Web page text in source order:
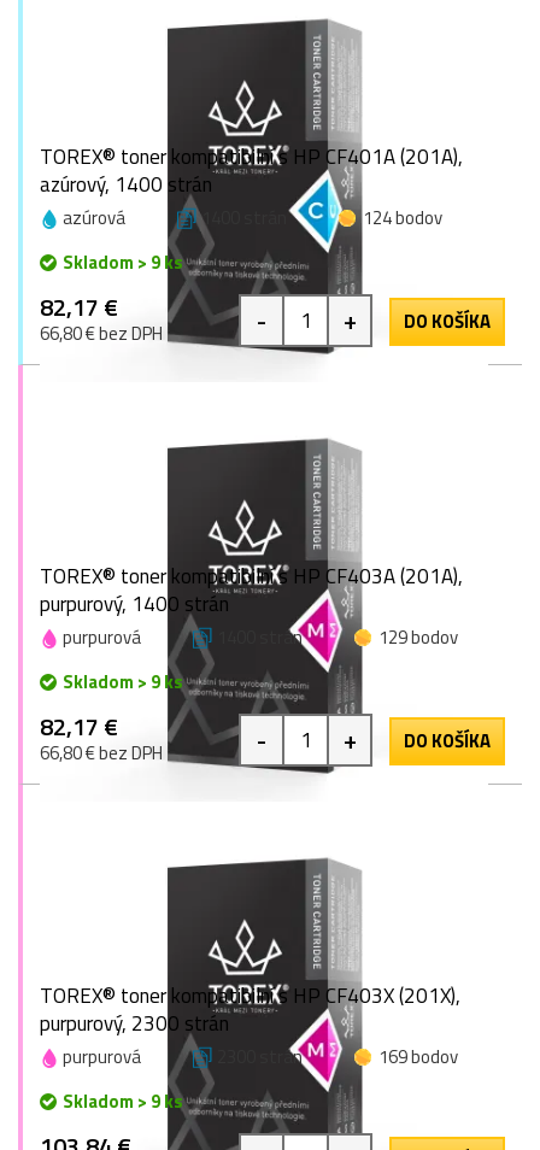
TOREX® toner kompatibilní s HP CF401A (201A),
azúrový, 1400 strán
azúrová 1400 strán
124 bodov
Skladom > 9 ks
82,17 €
66,80 € bez DPH - + DO KOŠÍKA
TOREX® toner kompatibilní s HP CF403A (201A),
purpurový, 1400 strán
purpurová 1400 strán
129 bodov
Skladom > 9 ks
82,17 €
66,80 € bez DPH - + DO KOŠÍKA
TOREX® toner kompatibilní s HP CF403X (201X),
purpurový, 2300 strán
purpurová 2300 strán
169 bodov
Skladom > 9 ks